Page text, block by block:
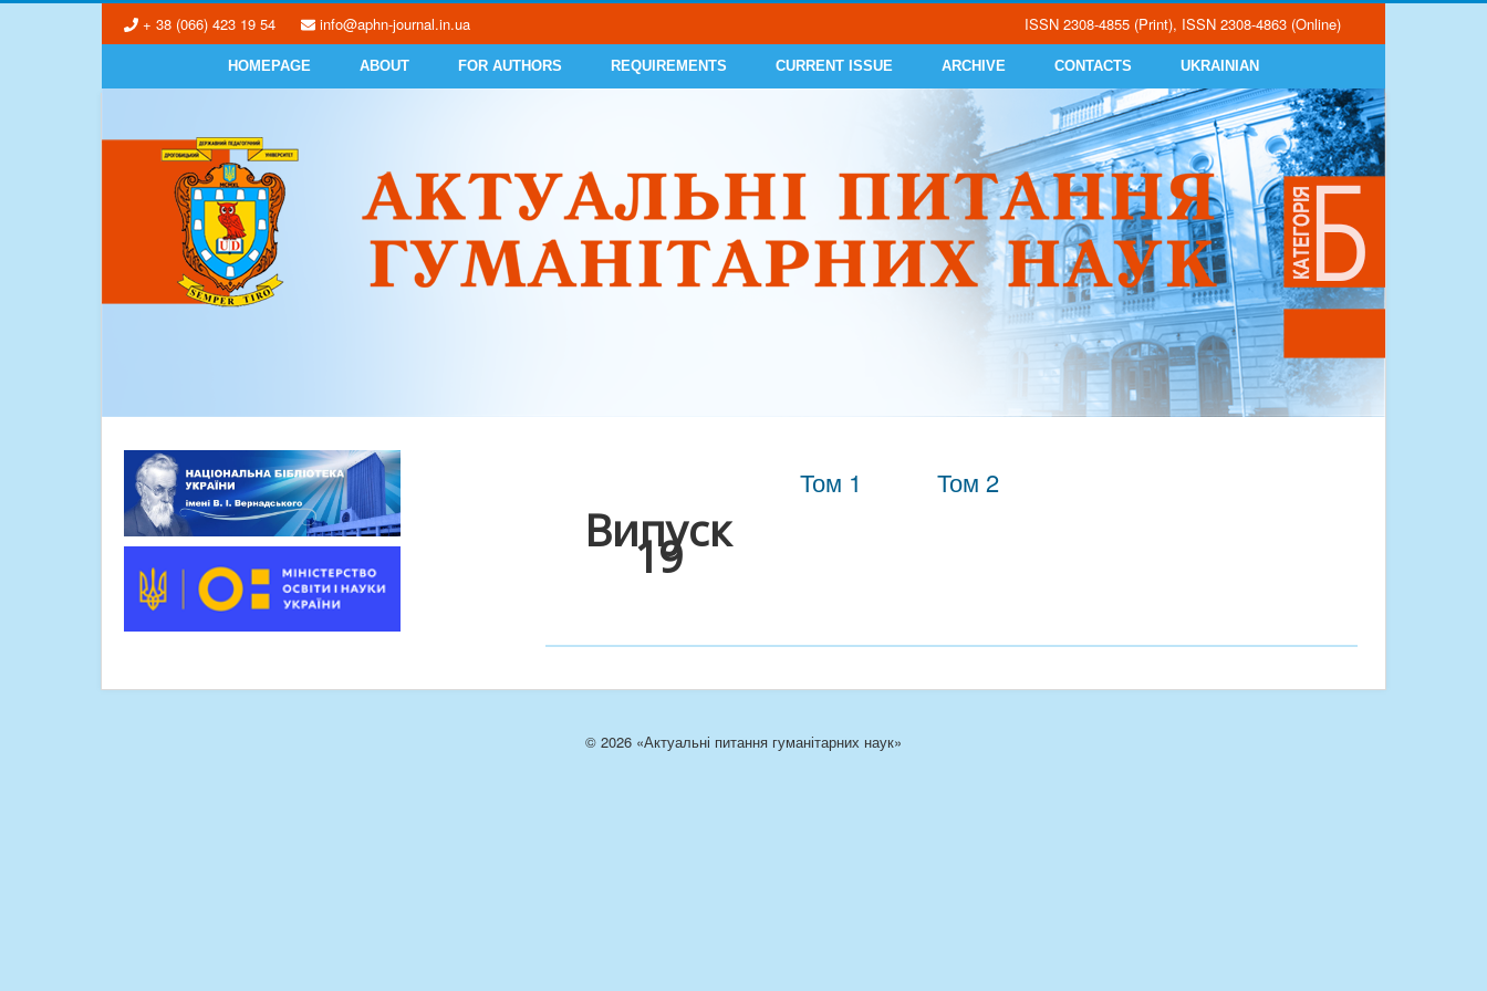
+ 38 (066) 423 19 54 info@aphn-journal.in.ua ISSN 2308-4855 (Print), ISSN 2308-4863 (Online)
HOMEPAGE ABOUT FOR AUTHORS REQUIREMENTS CURRENT ISSUE ARCHIVE CONTACTS UKRAINIAN
Випуск
19
Том 1 Том 2
© 2026 «Актуальні питання гуманітарних наук»